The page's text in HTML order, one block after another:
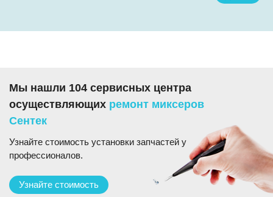
Мы нашли 104 сервисных центра
осуществляющих ремонт миксеров
Сентек
Узнайте стоимость установки запчастей у
профессионалов.
Узнайте стоимость